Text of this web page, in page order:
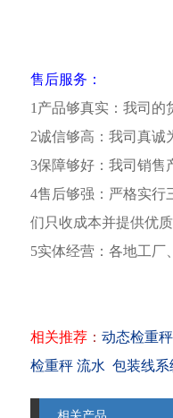
售后服务：
1产品够真实：我司的
2诚信够高：我司真诚
3保障够好：我司销售
4售后够强：严格实行
们只收成本并提供优
5实体经营：各地工厂
相关推荐 ： 动态检重
检重秤 流水 包装线